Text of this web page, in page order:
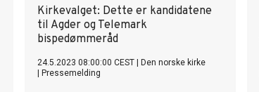
Kirkevalget: Dette er kandidatene
til Agder og Telemark
bispedømmeråd
24.5.2023 08:00:00 CEST
Den norske kirke
Pressemelding